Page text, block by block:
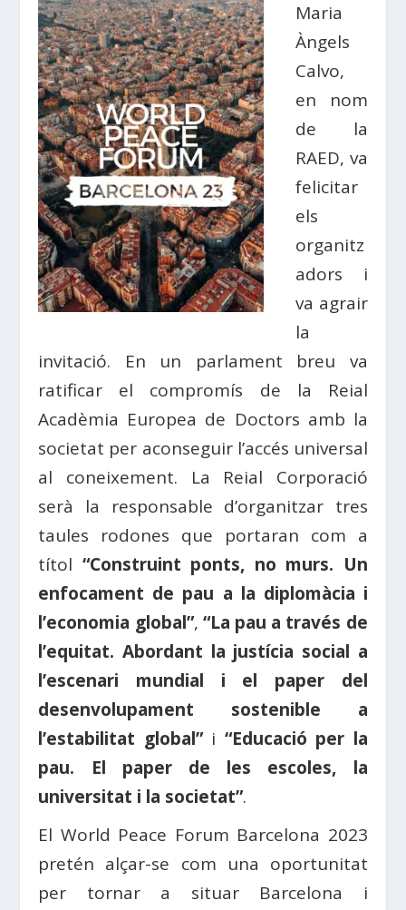
Maria
Àngels
Calvo,
en nom
de la
RAED, va
felicitar
els
organitz
adors i
va agrair
la
invitació. En un parlament breu va
ratificar el compromís de la Reial
Acadèmia Europea de Doctors amb la
societat per aconseguir l’accés universal
al coneixement. La Reial Corporació
serà la responsable d’organitzar tres
taules rodones que portaran com a
títol “Construint ponts, no murs. Un
enfocament de pau a la diplomàcia i
l’economia global”, “La pau a través de
l’equitat. Abordant la justícia social a
l’escenari mundial i el paper del
desenvolupament sostenible a
l’estabilitat global”i “Educació per la
pau. El paper de les escoles, la
universitat i la societat”.
El World Peace Forum Barcelona 2023
pretén alçar-se com una oportunitat
per tornar a situar Barcelona i